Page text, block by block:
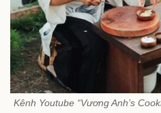
Kênh Youtube “Vương Anh’s